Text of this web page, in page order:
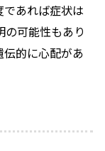
であれば症状は
可能性もあり
伝的に心配があ